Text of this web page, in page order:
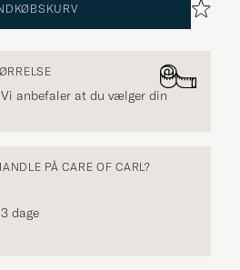
anbefaler at du vælger din
PÅ CARE OF CARL?
dage